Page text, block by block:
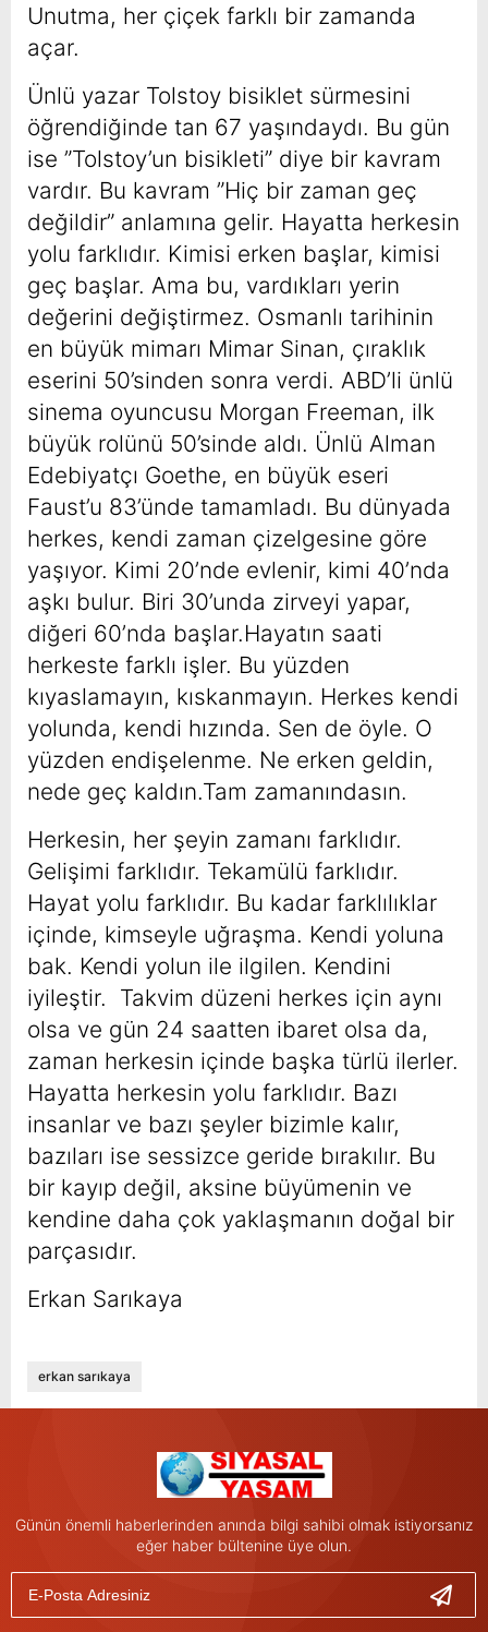
Unutma, her çiçek farklı bir zamanda
açar.
Ünlü yazar Tolstoy bisiklet sürmesini
öğrendiğinde tan 67 yaşındaydı. Bu gün
ise ”Tolstoy’un bisikleti” diye bir kavram
vardır. Bu kavram ”Hiç bir zaman geç
değildir” anlamına gelir. Hayatta herkesin
yolu farklıdır. Kimisi erken başlar, kimisi
geç başlar. Ama bu, vardıkları yerin
değerini değiştirmez. Osmanlı tarihinin
en büyük mimarı Mimar Sinan, çıraklık
eserini 50’sinden sonra verdi. ABD’li ünlü
sinema oyuncusu Morgan Freeman, ilk
büyük rolünü 50’sinde aldı. Ünlü Alman
Edebiyatçı Goethe, en büyük eseri
Faust’u 83’ünde tamamladı. Bu dünyada
herkes, kendi zaman çizelgesine göre
yaşıyor. Kimi 20’nde evlenir, kimi 40’nda
aşkı bulur. Biri 30’unda zirveyi yapar,
diğeri 60’nda başlar.Hayatın saati
herkeste farklı işler. Bu yüzden
kıyaslamayın, kıskanmayın. Herkes kendi
yolunda, kendi hızında. Sen de öyle. O
yüzden endişelenme. Ne erken geldin,
nede geç kaldın.Tam zamanındasın.
Herkesin, her şeyin zamanı farklıdır.
Gelişimi farklıdır. Tekamülü farklıdır.
Hayat yolu farklıdır. Bu kadar farklılıklar
içinde, kimseyle uğraşma. Kendi yoluna
bak. Kendi yolun ile ilgilen. Kendini
iyileştir. Takvim düzeni herkes için aynı
olsa ve gün 24 saatten ibaret olsa da,
zaman herkesin içinde başka türlü ilerler.
Hayatta herkesin yolu farklıdır. Bazı
insanlar ve bazı şeyler bizimle kalır,
bazıları ise sessizce geride bırakılır. Bu
bir kayıp değil, aksine büyümenin ve
kendine daha çok yaklaşmanın doğal bir
parçasıdır.
Erkan Sarıkaya
erkan sarıkaya
Günün önemli haberlerinden anında bilgi sahibi olmak istiyorsanız
eğer haber bültenine üye olun.